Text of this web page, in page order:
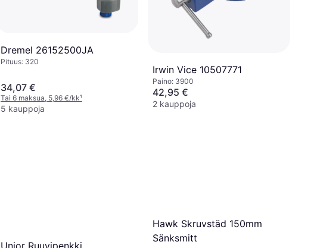
Dremel 26152500JA
Pituus: 320
34,07 €
Tai 6 maksua, 5,96 €/kk¹
5 kauppoja
Irwin Vice 10507771
Paino: 3900
42,95 €
2 kauppoja
Unior Ruuvipenkki
Hawk Skruvstäd 150mm
Sänksmitt